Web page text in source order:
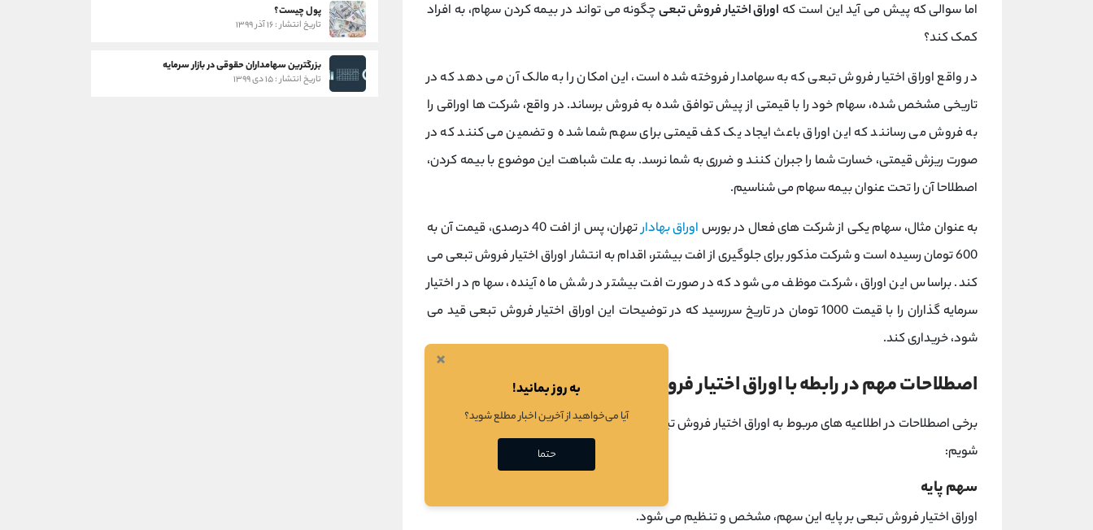
اما سوالی که پیش می آید این است که اوراق اختیار فروش تبعیچگونه می تواند در بیمه کردن سهام، به افراد
کمک کند؟
در واقع اوراق اختیار فروش تبعی که به سهامدار فروخته شده است، این امکان را به مالک آن می دهد که در
تاریخی مشخص شده، سهام خود را با قیمتی از پیش توافق شده به فروش برساند. در واقع، شرکت ها اوراقی را
به فروش می رسانند که این اوراق باعث ایجاد یک کف قیمتی برای سهم شما شده و تضمین می کنند که در
صورت ریزش قیمتی، خسارت شما را جبران کنند و ضرری به شما نرسد. به علت شباهت این موضوع با بیمه کردن،
اصطلاحا آن را تحت عنوان بیمه سهام می شناسیم.
به عنوان مثال، سهام یکی از شرکت های فعال در بورس اوراق بهادار
تهران، پس از افت 40 درصدی، قیمت آن به
600 تومان رسیده است و شرکت مذکور برای جلوگیری از افت بیشتر، اقدام به انتشار اوراق اختیار فروش تبعی می
کند. براساس این اوراق، شرکت موظف می شود که در صورت افت بیشتر در شش ماه آینده، سهام در اختیار
سرمایه گذاران را با قیمت 1000 تومان در تاریخ سررسید که در توضیحات این اوراق اختیار فروش تبعی قید می
شود، خریداری کند.
اصطلاحات مهم در رابطه با اوراق اختیار فروش تبعی
برخی اصطلاحات در اطلاعیه های مربوط به اوراق اختیار فروش تبعی استفاده می شود که بهتر است با آن ها آشنا
شویم:
سهم پایه
اوراق اختیار فروش تبعی بر پایه این سهم، مشخص و تنظیم می شود.
پول چیست؟
تاریخ انتشار : ۱۶ آذر ۱۳۹۹
بزرگترین سهامداران حقوقی در بازار سرمایه
تاریخ انتشار : ۱۵ دی ۱۳۹۹
×
به روز بمانید!
آیا می‌خواهید از آخرین اخبار مطلع شوید؟
حتما